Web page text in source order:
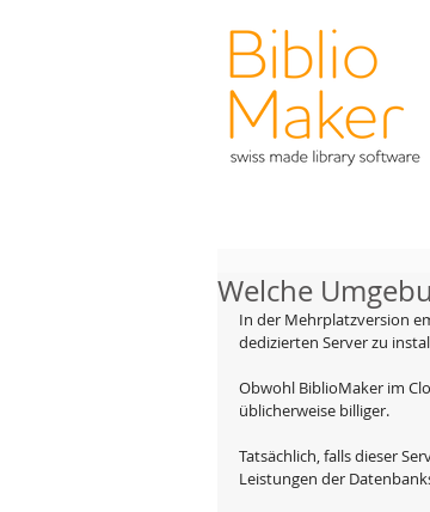
Welche
In der Mehrplatzversion
dedizierten Server zu
Obwohl BiblioMaker im
üblicherweise billiger.
Tatsächlich, falls dieser
Leistungen der